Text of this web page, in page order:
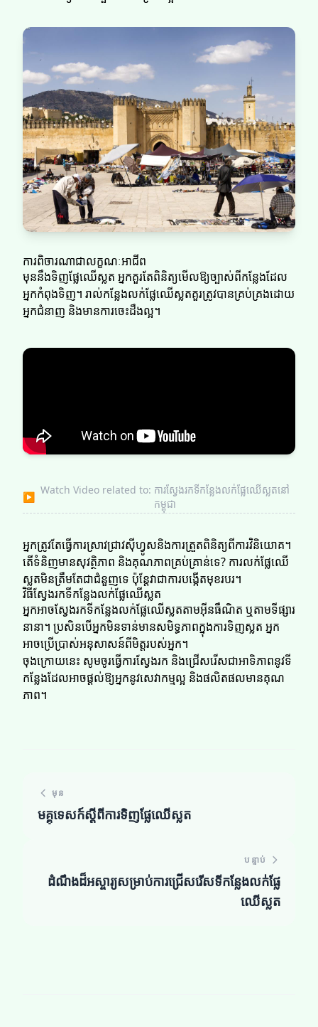
ការពិចារណាជាលក្ខណៈអាជីព
មុននឹងទិញផ្លែឈើស្លត អ្នកគួរតែពិនិត្យមើលឱ្យច្បាស់ពីកន្លែងដែល
អ្នកកំពុងទិញ។ រាល់កន្លែងលក់ផ្លែឈើស្លតគួរត្រូវបានគ្រប់គ្រងដោយ
អ្នកជំនាញ និងមានការចេះដឹងល្អ។
▶
Watch Video related to: ការស្វែងរកទីកន្លែងលក់ផ្លែឈើស្លតនៅ
កម្ពុជា
អ្នកត្រូវតែធ្វើការស្រាវជ្រាវស៊ីហ្វូសនិងការត្រួតពិនិត្យពីការវិនិយោគ។
តើទំនិញមានសុវត្ថិភាព និងគុណភាពគ្រប់គ្រាន់ទេ? ការលក់ផ្លែឈើ
ស្លតមិនត្រឹមតែជាជំនួញទេ ប៉ុន្តែវាជាការបង្កើតមុខរបរ។
វិធីស្វែងរកទីកន្លែងលក់ផ្លែឈើស្លត
អ្នកអាចស្វែងរកទីកន្លែងលក់ផ្លែឈើស្លតតាមអ៊ីនធឺណិត ឬតាមទីផ្សារ
នានា។ ប្រសិនបើអ្នកមិនទាន់មានសមិទ្ធភាពក្នុងការទិញស្លត អ្នក
អាចប្រើប្រាស់អនុសាសន៍ពីមិត្តរបស់អ្នក។
ចុងក្រោយនេះ សូមចូរធ្វើការស្វែងរក និងជ្រើសរើសជាអាទិភាពនូវទី
កន្លែងដែលអាចផ្តល់ឱ្យអ្នកនូវសេវាកម្មល្អ និងផលិតផលមានគុណ
ភាព។
មុន
មគ្គុទេសក៍ស្តីពីការទិញផ្លែឈើស្លត
បន្ទាប់
ដំណឹងដ៏អស្ចារ្យសម្រាប់ការជ្រើសរើសទីកន្លែងលក់ផ្លែ
ឈើស្លត